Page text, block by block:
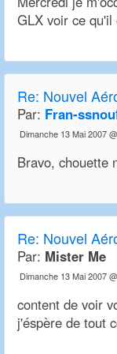
GLX voir ce qu'il
Re: Nouvel
Par: Fran-
Dimanche 13 Mai 2007
Bravo, chouette
Re: Nouvel
Par: Mister Me
Dimanche 13 Mai 2007
content de voir
j'éspère de tout